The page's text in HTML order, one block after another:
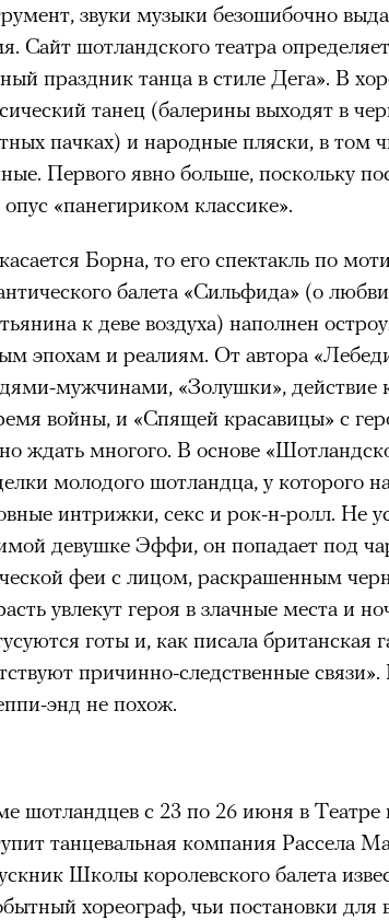
звуки музыки безошибочно
Сайт шотландского театра
праздник танца в стиле Дега». В
танец (балерины выходят в
пачках) и народные пляски, в том
Первого явно больше, поскольку
опус «панегириком классике».
Борна, то его спектакль по
балета «Сильфида» (о
к деве воздуха) наполнен
эпохам и реалиям. От автора
мужчинами, «Золушки», действие
войны, и «Спящей красавицы» с
ждать многого. В основе
молодого шотландца, у которого
интрижки, секс и рок-н-ролл. Не
девушке Эффи, он попадает под
феи с лицом, раскрашенным
увлекут героя в злачные места и
готы и, как писала британская
причинно-следственные
энд не похож.
шотландцев с 23 по 26 июня в Театре
танцевальная компания Рассела
Школы королевского балета
хореограф, чьи постановки для